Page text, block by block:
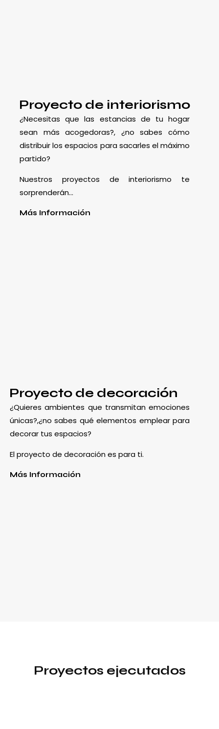
Proyecto de interiorismo
¿Necesitas que las estancias de tu hogar
sean más acogedoras?, ¿no sabes cómo
distribuir los espacios para sacarles el máximo
partido?
Nuestros proyectos de interiorismo te
sorprenderán…
Más Información
Proyecto de decoración
¿Quieres ambientes que transmitan emociones
únicas?,¿no sabes qué elementos emplear para
decorar tus espacios?
El proyecto de decoración es para ti.
Más Información
Proyectos ejecutados